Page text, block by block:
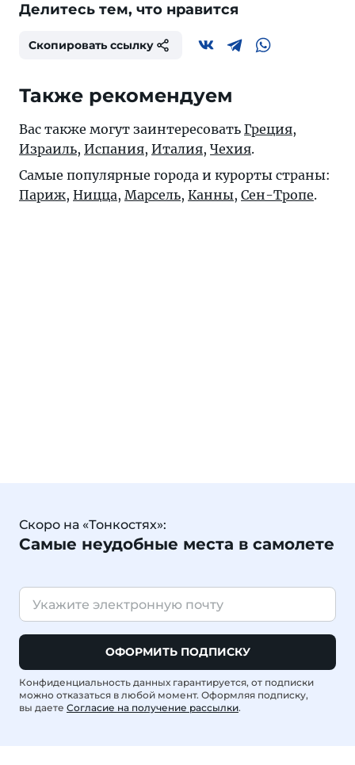
Делитесь тем, что нравится
Скопировать ссылку
Также рекомендуем
Вас также могут заинтересовать Греция,
Израиль, Испания, Италия, Чехия.
Самые популярные города и курорты страны:
Париж, Ницца, Марсель, Канны, Сен-Тропе.
Скоро на «Тонкостях»:
Самые неудобные места в самолете
ОФОРМИТЬ ПОДПИСКУ
Конфиденциальность данных гарантируется, от подписки
можно отказаться в любой момент. Оформляя подписку,
вы даете Согласие на получение рассылки.